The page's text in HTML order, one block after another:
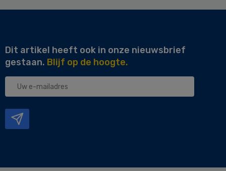
Dit artikel heeft ook in onze nieuwsbrief
gestaan. Blijf op de hoogte.
Uw